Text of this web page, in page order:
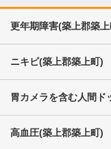
更年期障害(築上郡築
ニキビ(築上郡築上町)
胃カメラを含む人間ド
高血圧(築上郡築上町)